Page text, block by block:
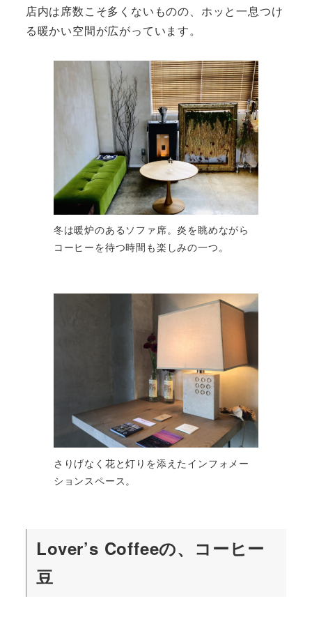
店内は席数こそ多くないものの、ホッと一息つけ
る暖かい空間が広がっています。
冬は暖炉のあるソファ席。炎を眺めながら
コーヒーを待つ時間も楽しみの一つ。
さりげなく花と灯りを添えたインフォメー
ションスペース。
Lover’s Coffeeの、コーヒー
豆